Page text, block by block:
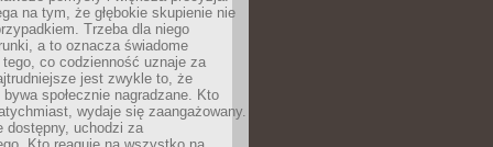
na tym, że głębokie skupienie nie
Trzeba dla niego
a to oznacza świadome
tego, co codzienność uznaje za
jest zwykle to, że
społecznie nagradzane. Kto
wydaje się zaangażowany.
dostępny, uchodzi za